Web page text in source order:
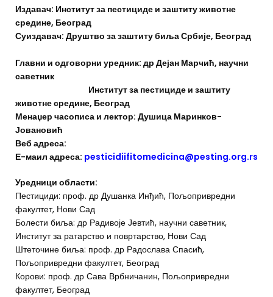
Издавач: Институт за пестициде и заштиту животне
средине, Београд
Суиздавач: Друштво за заштиту биља Србије, Београд
Главни и одговорни уредник: др Дејан Марчић, научни
саветник
Институт за пестициде и заштиту
животне средине, Београд
Менаџер часописа и лектор: Душица Маринков-
Јовановић
Веб адреса:
Е-маил адреса: pesticidiifitomedicina@pesting.org.rs
Уредници области:
Пестициди: проф. др Душанка Инђић, Пољопривредни
факултет, Нови Сад
Болести биља: др Радивоје Јевтић, научни саветник,
Институт за ратарство и повртарство, Нови Сад
Штеточине биља: проф. др Радослава Спасић,
Пољопривредни факултет, Београд
Корови: проф. др Сава Врбничанин, Пољопривредни
факултет, Београд